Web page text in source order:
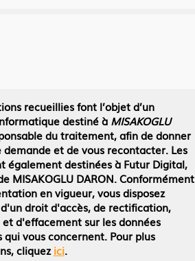
recueillies font l’objet d’un
destiné àMISAKOGLU
du traitement, afin de donner
et de vous recontacter. Les
également destinées à Futur Digital,
MISAKOGLU DARON. Conformément
en vigueur, vous disposez
droit d'accès, de rectification,
d'effacement sur les données
qui vous concernent. Pour plus
cliquezici.